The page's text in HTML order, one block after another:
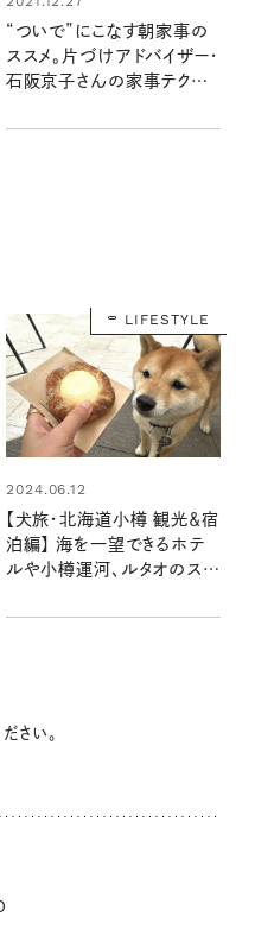
“ついで”にこなす朝家事の
ススメ。片づけアドバイザー・
石阪京子さんの家事テクニッ
LIFESTYLE
2024.06.12
【犬旅・北海道小樽 観光＆宿
泊編】 海を一望できるホテ
ルや小樽運河、ルタオのスイ
んの旅日記
さい。